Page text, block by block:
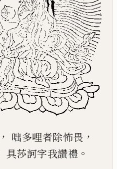
， 咄多哩者除怖畏 ，
具莎訶字我讚禮 。